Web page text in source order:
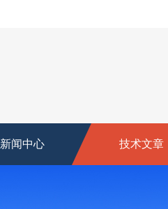
新闻中心 技术文章